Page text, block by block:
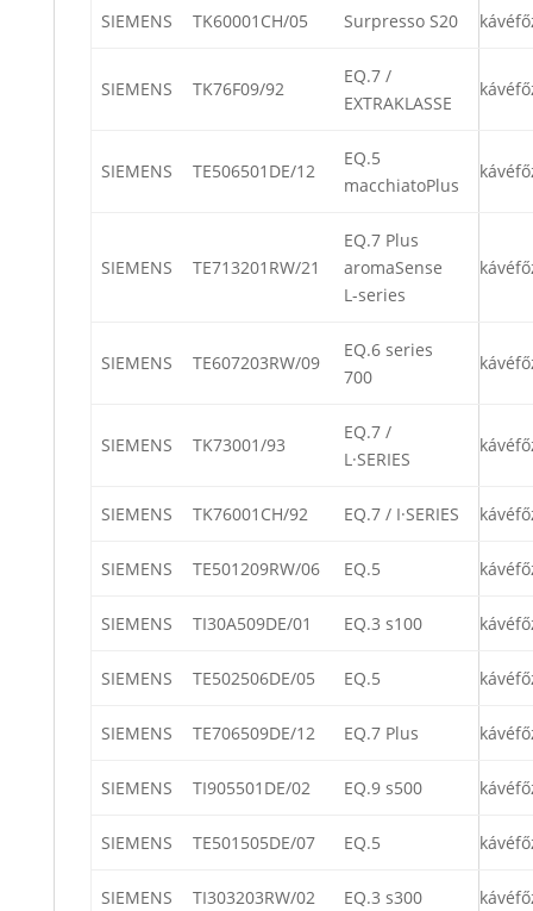
SIEMENS TK60001CH/05 Surpresso S20
SIEMENS TK76F09/92
EQ.7 /
EXTRAKLASSE
SIEMENS TE506501DE/12
EQ.5
macchiatoPlus
SIEMENS TE713201RW/21
EQ.7 Plus
aromaSense
L-series
SIEMENS TE607203RW/09
EQ.6 series
700
SIEMENS TK73001/93
EQ.7 /
L·SERIES
SIEMENS TK76001CH/92 EQ.7 / I·SERIES
SIEMENS TE501209RW/06 EQ.5
SIEMENS TI30A509DE/01 EQ.3 s100
SIEMENS TE502506DE/05 EQ.5
SIEMENS TE706509DE/12 EQ.7 Plus
SIEMENS TI905501DE/02 EQ.9 s500
SIEMENS TE501505DE/07 EQ.5
SIEMENS TI303203RW/02 EQ.3 s300